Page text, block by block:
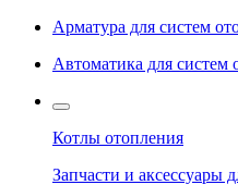
Арматура для систем
Автоматика для систем
Котлы отопления
Запчасти и аксессуары